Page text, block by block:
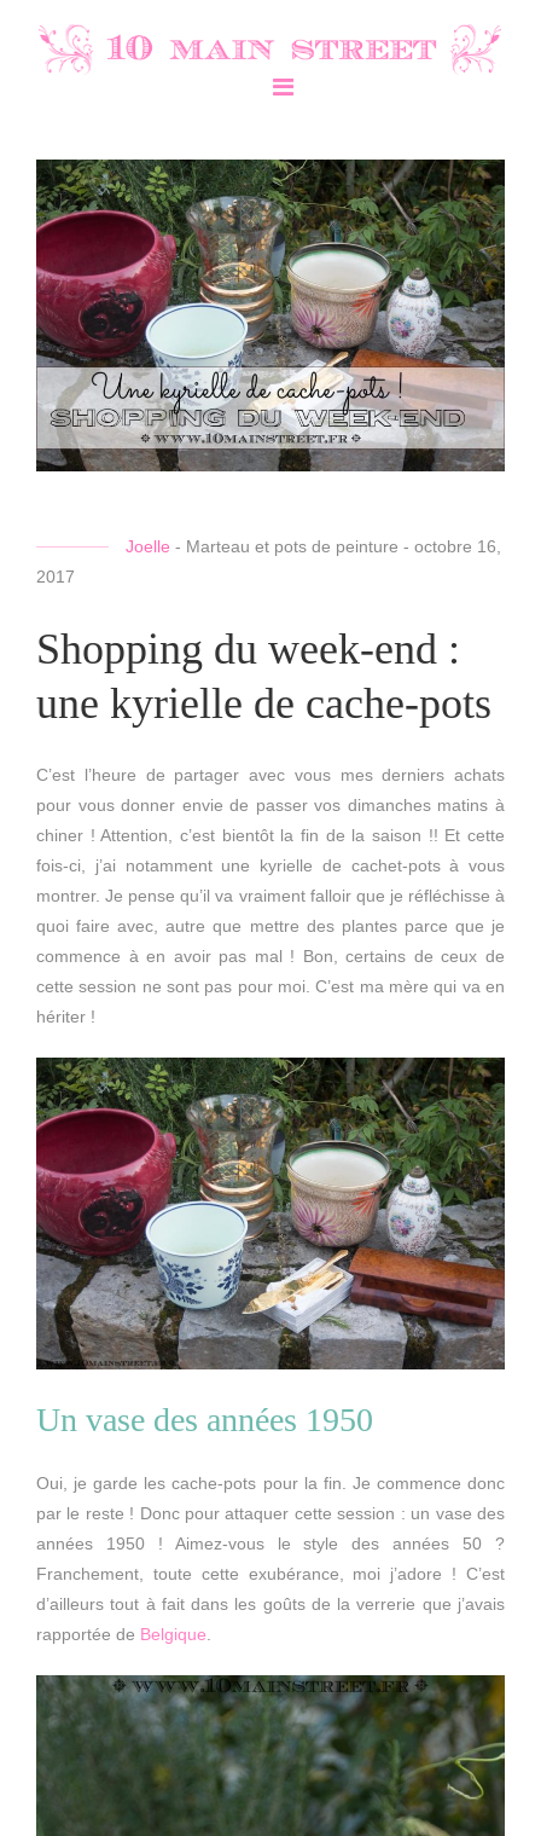
Joelle - Marteau et pots de peinture - octobre 16,
2017
Shopping du week-end :
une kyrielle de cache-pots
C’est l’heure de partager avec vous mes derniers achats
pour vous donner envie de passer vos dimanches matins à
chiner ! Attention, c’est bientôt la fin de la saison !! Et cette
fois-ci, j’ai notamment une kyrielle de cachet-pots à vous
montrer. Je pense qu’il va vraiment falloir que je réfléchisse à
quoi faire avec, autre que mettre des plantes parce que je
commence à en avoir pas mal ! Bon, certains de ceux de
cette session ne sont pas pour moi. C’est ma mère qui va en
hériter !
Un vase des années 1950
Oui, je garde les cache-pots pour la fin. Je commence donc
par le reste ! Donc pour attaquer cette session : un vase des
années 1950 ! Aimez-vous le style des années 50 ?
Franchement, toute cette exubérance, moi j’adore ! C’est
d’ailleurs tout à fait dans les goûts de la verrerie que j’avais
rapportée de Belgique